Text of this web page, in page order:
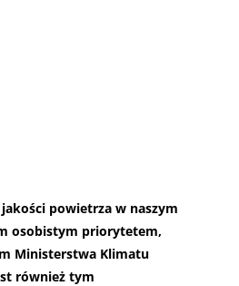
powietrza w naszym
osobistym priorytetem,
Ministerstwa Klimatu
również tym